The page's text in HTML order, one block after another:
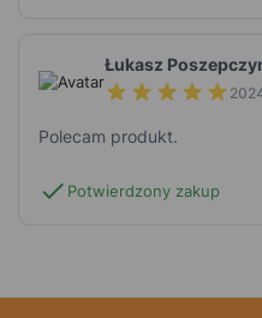
Łukasz
Polecam produkt.
check Potwierdzony zakup